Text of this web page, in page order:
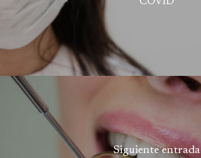
Siguiente entrada